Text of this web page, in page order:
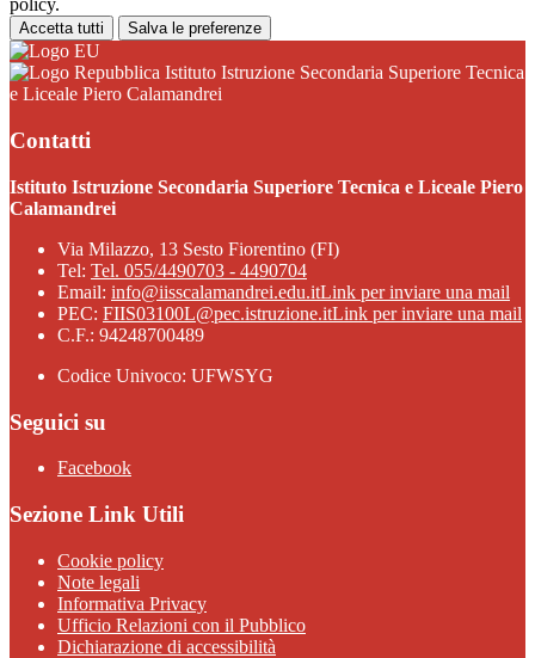
policy.
Accetta tutti Salva le preferenze
Istituto Istruzione Secondaria Superiore Tecnica
e Liceale Piero Calamandrei
Contatti
Istituto Istruzione Secondaria Superiore Tecnica e Liceale Piero
Calamandrei
Via Milazzo, 13 Sesto Fiorentino (FI)
Tel: Tel. 055/4490703 - 4490704
Email: info@iisscalamandrei.edu.itLink per inviare una mail
PEC: FIIS03100L@pec.istruzione.itLink per inviare una mail
C.F.: 94248700489
Codice Univoco: UFWSYG
Seguici su
Facebook
Sezione Link Utili
Cookie policy
Note legali
Informativa Privacy
Ufficio Relazioni con il Pubblico
Dichiarazione di accessibilità